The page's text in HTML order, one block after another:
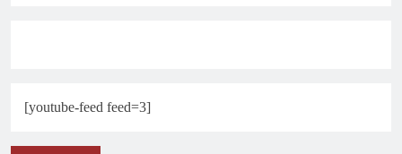
[youtube-feed feed=3]